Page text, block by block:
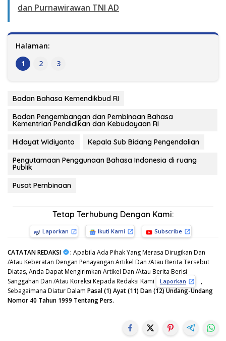
dan Purnawirawan TNI AD
Halaman:
1
2 3
Badan Bahasa Kemendikbud RI
Badan Pengembangan dan Pembinaan Bahasa
Kementrian Pendidikan dan Kebudayaan RI
Hidayat Widiyanto
Kepala Sub Bidang Pengendalian
Pengutamaan Penggunaan Bahasa Indonesia di ruang
Publik
Pusat Pembinaan
Tetap Terhubung Dengan Kami:
Laporkan Ikuti Kami Subscribe
CATATAN REDAKSI : Apabila Ada Pihak Yang Merasa Dirugikan Dan
/Atau Keberatan Dengan Penayangan Artikel Dan /Atau Berita Tersebut
Diatas, Anda Dapat Mengirimkan Artikel Dan /Atau Berita Berisi
Sanggahan Dan /Atau Koreksi Kepada Redaksi Kami
Laporkan
,
Sebagaimana Diatur Dalam Pasal (1) Ayat (11) Dan (12) Undang-Undang
Nomor 40 Tahun 1999 Tentang Pers.